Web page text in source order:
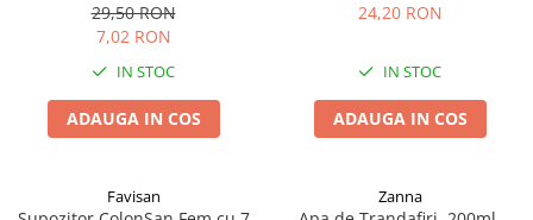
29,50 RON
7,02 RON
IN STOC
ADAUGA IN COS
24,20 RON
IN STOC
ADAUGA IN COS
Favisan Zanna